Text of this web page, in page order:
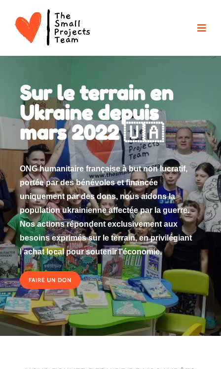
Sur le terrain en
Ukraine depuis
mars 2022 🇺🇦
ONG humanitaire française à but non lucratif,
portée par des bénévoles et financée
uniquement par des dons, nous aidons la
population ukrainienne affectée par la guerre.
Nos actions répondent exclusivement aux
besoins exprimés sur le terrain, en privilégiant
l’achat local pour soutenir l’économie.
FAIRE UN DON